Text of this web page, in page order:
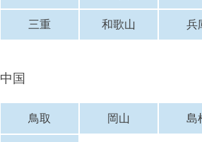
三重 和歌山 兵
中国
鳥取 岡山 島